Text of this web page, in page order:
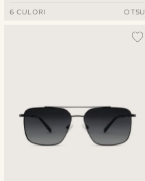
6 CULORI OTSU